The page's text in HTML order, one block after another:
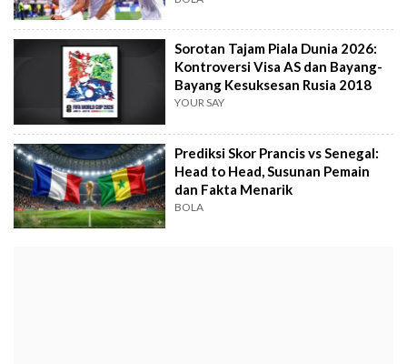
Sorotan Tajam Piala Dunia 2026:
Kontroversi Visa AS dan Bayang-
Bayang Kesuksesan Rusia 2018
YOUR SAY
Prediksi Skor Prancis vs Senegal:
Head to Head, Susunan Pemain
dan Fakta Menarik
BOLA